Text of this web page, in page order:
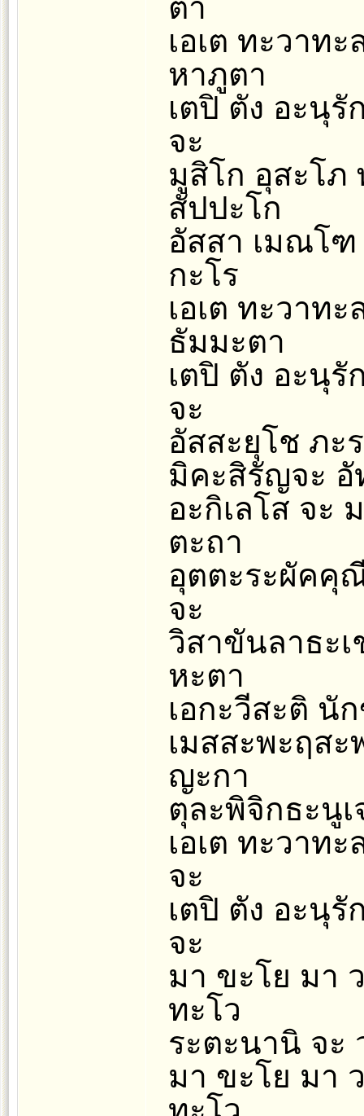
ตา
เอเต ทะวาท
หาภูตา
เตปิ ตัง อะนุรั
จะ
มูสิโก อุสะโภ
สัปปะโก
อัสสา เมณโฑ
กะโร
เอเต ทะวาท
ธัมมะตา
เตปิ ตัง อะนุรั
จะ
อัสสะยุโช ภะ
มิคะสิรัญจะ อั
อะกิเลโส จะ
ตะถา
อุตตะระผัคคุ
จะ
วิสาขันลาธะ
หะตา
เอกะวีสะติ นั
เมสสะพะฤส
ญะกา
ตุละพิจิกธะนู
เอเต ทะวาท
จะ
เตปิ ตัง อะนุรั
จะ
มา ขะโย มา
ทะโว
ระตะนานิ จะ
มา ขะโย มา